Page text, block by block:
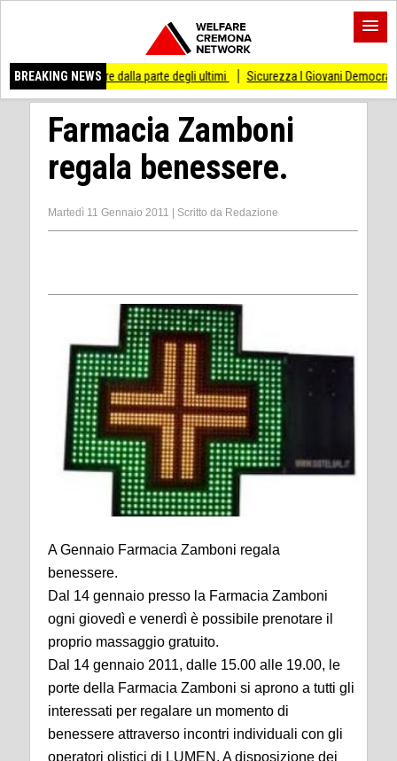
BREAKING NEWS
di stare dalla parte degli ultimi Sicurezza I Giovani Democratici
Farmacia Zamboni
regala benessere.
Martedì 11 Gennaio 2011 Scritto da Redazione
A Gennaio Farmacia Zamboni regala
benessere.
Dal 14 gennaio presso la Farmacia Zamboni
ogni giovedì e venerdì è possibile prenotare il
proprio massaggio gratuito.
Dal 14 gennaio 2011, dalle 15.00 alle 19.00, le
porte della Farmacia Zamboni si aprono a tutti gli
interessati per regalare un momento di
benessere attraverso incontri individuali con gli
operatori olistici di LUMEN. A disposizione dei